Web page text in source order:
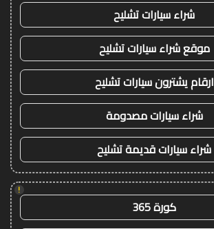
شراء سيارات تشليح
موقع شراء سيارات تشليح
ارقام يشترون سيارات تشليح
شراء سيارات مصدومة
شراء سيارات قديمة تشليح
!
كورة 365